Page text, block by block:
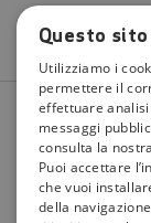
tivù
I
I
Questo
Utilizziamo i
permettere il
effettuare
messaggi
consulta la
Puoi accettare
che vuoi
della